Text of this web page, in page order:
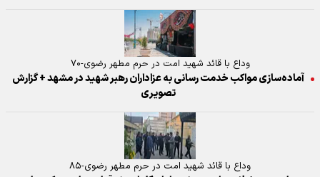
وداع با قائد شهید امت در حرم مطهر رضوی-۷۰
آماده‌سازی مواکب خدمت رسانی به عزاداران رهبر شهید در مشهد + گزارش
تصویری
وداع با قائد شهید امت در حرم مطهر رضوی-۸۵